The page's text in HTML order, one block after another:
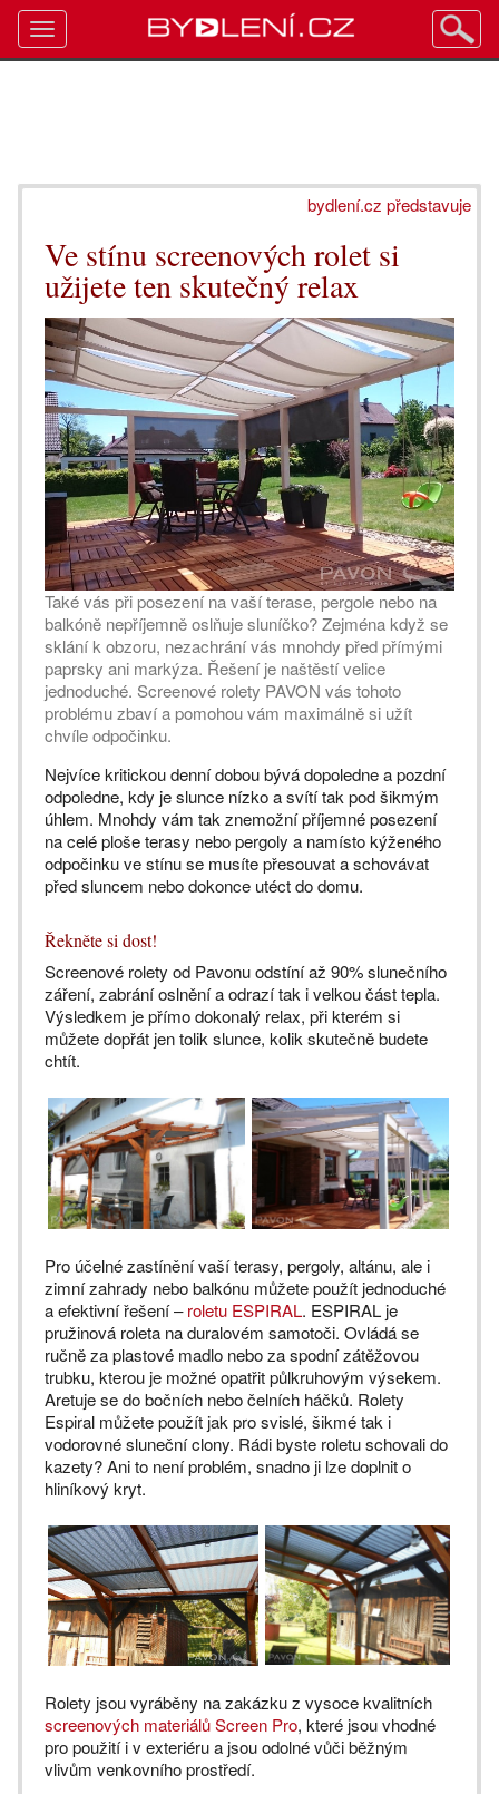
bydlení.cz představuje
Ve stínu screenových rolet si
užijete ten skutečný relax
Také vás při posezení na vaší terase, pergole nebo na
balkóně nepříjemně oslňuje sluníčko? Zejména když se
sklání k obzoru, nezachrání vás mnohdy před přímými
paprsky ani markýza. Řešení je naštěstí velice
jednoduché. Screenové rolety PAVON vás tohoto
problému zbaví a pomohou vám maximálně si užít
chvíle odpočinku.
Nejvíce kritickou denní dobou bývá dopoledne a pozdní
odpoledne, kdy je slunce nízko a svítí tak pod šikmým
úhlem. Mnohdy vám tak znemožní příjemné posezení
na celé ploše terasy nebo pergoly a namísto kýženého
odpočinku ve stínu se musíte přesouvat a schovávat
před sluncem nebo dokonce utéct do domu.
Řekněte si dost!
Screenové rolety od Pavonu odstíní až 90% slunečního
záření, zabrání oslnění a odrazí tak i velkou část tepla.
Výsledkem je přímo dokonalý relax, při kterém si
můžete dopřát jen tolik slunce, kolik skutečně budete
chtít.
Pro účelné zastínění vaší terasy, pergoly, altánu, ale i
zimní zahrady nebo balkónu můžete použít jednoduché
a efektivní řešení –roletu ESPIRAL. ESPIRAL je
pružinová roleta na duralovém samotoči. Ovládá se
ručně za plastové madlo nebo za spodní zátěžovou
trubku, kterou je možné opatřit půlkruhovým výsekem.
Aretuje se do bočních nebo čelních háčků. Rolety
Espiral můžete použít jak pro svislé, šikmé tak i
vodorovné sluneční clony. Rádi byste roletu schovali do
kazety? Ani to není problém, snadno ji lze doplnit o
hliníkový kryt.
Rolety jsou vyráběny na zakázku z vysoce kvalitních
screenových materiálů Screen Pro, které jsou vhodné
pro použití i v exteriéru a jsou odolné vůči běžným
vlivům venkovního prostředí.
Toggle
navigation